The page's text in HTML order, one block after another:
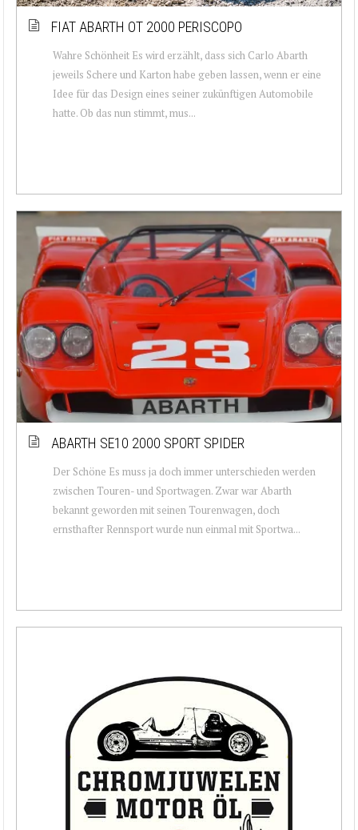
FIAT ABARTH OT 2000 PERISCOPO
Wahre Schönheit Es wird erzählt, dass sich Carlo Abarth
jeweils Schere und Karton habe geben lassen, wenn er eine
Idee für das Design eines seiner zukünftigen Automobile
hatte. Ob das nun stimmt, mus...
ABARTH SE10 2000 SPORT SPIDER
Der Schöne Es muss ja doch immer unterschieden werden
zwischen Touren- und Sportwagen. Zwar war Abarth
bekannt geworden mit seinen Tourenwagen, doch
ernsthafter Rennsport wurde nun einmal mit Sportwa...